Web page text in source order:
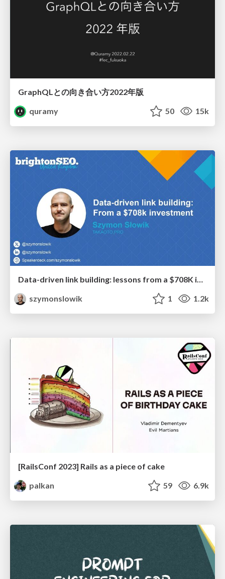
GraphQLとの向き合い方2022年版
quramy
50 15k
szymonslowik
1 1.2k
[RailsConf 2023] Rails as a piece of cake
palkan
59 6.9k